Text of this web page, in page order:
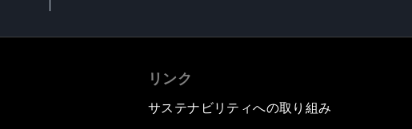
リンク
サステナビリティへの取り組み